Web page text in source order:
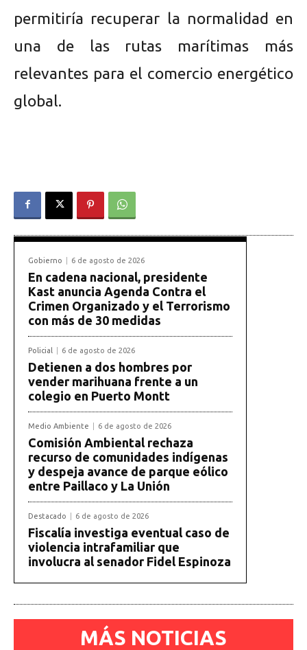
permitiría recuperar la normalidad en
una de las rutas marítimas más
relevantes para el comercio energético
global.
Gobierno 6 de agosto de 2026
En cadena nacional, presidente
Kast anuncia Agenda Contra el
Crimen Organizado y el Terrorismo
con más de 30 medidas
Policial 6 de agosto de 2026
Detienen a dos hombres por
vender marihuana frente a un
colegio en Puerto Montt
Medio Ambiente 6 de agosto de 2026
Comisión Ambiental rechaza
recurso de comunidades indígenas
y despeja avance de parque eólico
entre Paillaco y La Unión
Destacado 6 de agosto de 2026
Fiscalía investiga eventual caso de
violencia intrafamiliar que
involucra al senador Fidel Espinoza
MÁS NOTICIAS